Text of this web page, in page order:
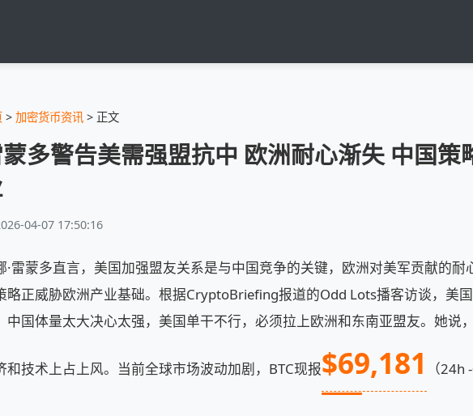
> 加密货币资讯 > 正文
多警告美需强盟抗中 欧洲耐心渐失 中国策
04-07 17:50:16
·雷蒙多直言，美国加强盟友关系是与中国竞争的关键，欧洲对美军贡献的耐
略正威胁欧洲产业基础。根据CryptoBriefing报道的Odd Lots播客访谈，美
中国体量太大决心太强，美国单干不行，必须拉上欧洲和东南亚盟友。她说
和技术上占上风。当前全球市场波动加剧，BTC现报$69,181 （